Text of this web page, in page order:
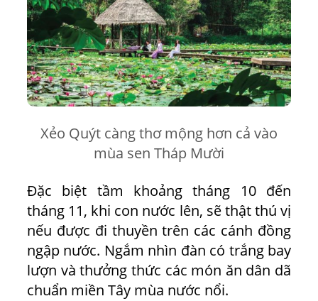
Xẻo Quýt càng thơ mộng hơn cả vào
mùa sen Tháp Mười
Đặc biệt tầm khoảng tháng 10 đến
tháng 11, khi con nước lên, sẽ thật thú vị
nếu được đi thuyền trên các cánh đồng
ngập nước. Ngắm nhìn đàn có trắng bay
lượn và thưởng thức các món ăn dân dã
chuẩn miền Tây mùa nước nổi.